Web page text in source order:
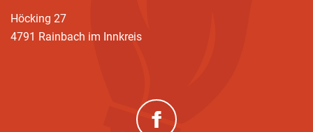
Höcking 27
4791 Rainbach im Innkreis